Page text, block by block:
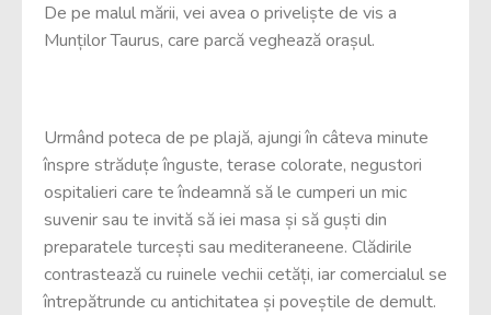
De pe malul mării, vei avea o priveliște de vis a
Munților Taurus, care parcă veghează orașul.
Urmând poteca de pe plajă, ajungi în câteva minute
înspre străduțe înguste, terase colorate, negustori
ospitalieri care te îndeamnă să le cumperi un mic
suvenir sau te invită să iei masa și să guști din
preparatele turcești sau mediteraneene. Clădirile
contrastează cu ruinele vechii cetăți, iar comercialul se
întrepătrunde cu antichitatea și poveștile de demult.